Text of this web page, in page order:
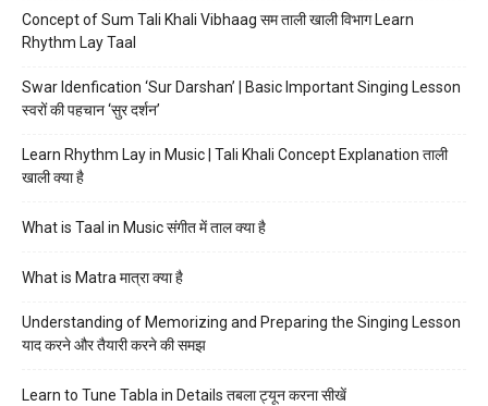
Concept of Sum Tali Khali Vibhaag सम ताली खाली विभाग Learn
Rhythm Lay Taal
Swar Idenfication ‘Sur Darshan’ | Basic Important Singing Lesson
स्वरों की पहचान ‘सुर दर्शन’
Learn Rhythm Lay in Music | Tali Khali Concept Explanation ताली
खाली क्या है
What is Taal in Music संगीत में ताल क्या है
What is Matra मात्रा क्या है
Understanding of Memorizing and Preparing the Singing Lesson
याद करने और तैयारी करने की समझ
Learn to Tune Tabla in Details तबला ट्यून करना सीखें